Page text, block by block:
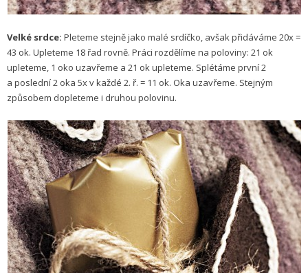
Velké srdce: Pleteme stejně jako malé srdíčko, avšak přidáváme 20x =
43 ok. Upleteme 18 řad rovně. Práci rozdělíme na poloviny: 21 ok
upleteme, 1 oko uzavřeme a 21 ok upleteme. Splétáme první 2
a poslední 2 oka 5x v každé 2. ř. = 11 ok. Oka uzavřeme. Stejným
způsobem dopleteme i druhou polovinu.